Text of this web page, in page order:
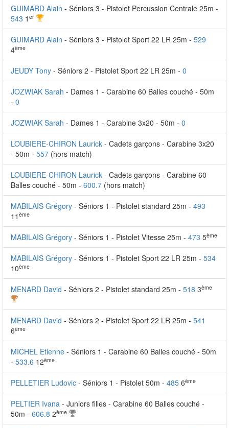
GUIMARD Alain - Séniors 3 - Pistolet Percussion Centrale 25m -
543 1 er
GUIMARD Alain - Séniors 3 - Pistolet Sport 22 LR 25m - 529
4ème
JEUDY Tony - Séniors 2 - Pistolet Sport 22 LR 25m - 0
JOZWIAK Sarah - Dames 1 - Carabine 60 Balles couché - 50m
- 0
JOZWIAK Sarah - Dames 1 - Carabine 3x20 - 50m - 0
LOUBIERE-CHIRON Laurick - Cadets garçons - Carabine 3x20
- 50m - 557 (hors match)
LOUBIERE-CHIRON Laurick - Cadets garçons - Carabine 60
Balles couché - 50m - 600.7 (hors match)
MABILAIS Grégory - Séniors 1 - Pistolet standard 25m - 493
11 ème
MABILAIS Grégory - Séniors 1 - Pistolet Vitesse 25m - 473 5ème
MABILAIS Grégory - Séniors 1 - Pistolet Sport 22 LR 25m - 534
10ème
MENARD David - Séniors 2 - Pistolet standard 25m - 518 3ème
MENARD David - Séniors 2 - Pistolet Sport 22 LR 25m - 541
6ème
MICHEL Etienne - Séniors 1 - Carabine 60 Balles couché - 50m
- 533.6 12ème
PELLETIER Ludovic - Séniors 1 - Pistolet 50m - 485 6ème
PELTIER Ivana - Juniors filles - Carabine 60 Balles couché -
50m - 606.8 2ème